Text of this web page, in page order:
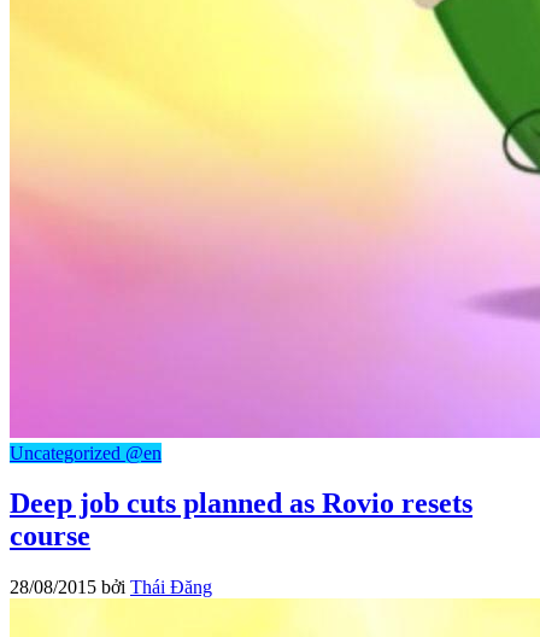
Uncategorized @en
Deep job cuts planned as Rovio resets
course
28/08/2015 bởi Thái Đăng